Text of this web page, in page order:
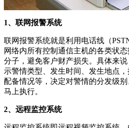
1、联网报警系统
联网报警系统就是利用电话线（
网络内所有控制通信主机的各类状
分子，避免客户财产损失。具体来
示警情类型、发生时间、发生地点
配备情况等，决定对警情的分发级
马上执行。
2、远程监控系统